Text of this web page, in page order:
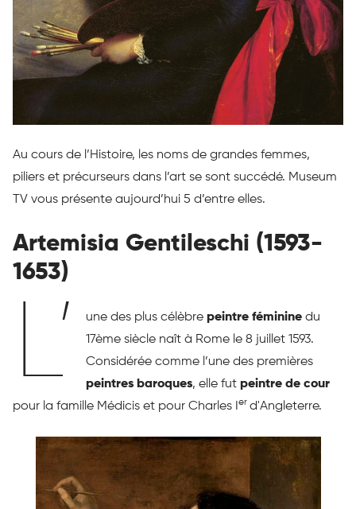
Au cours de l’Histoire, les noms de grandes femmes,
piliers et précurseurs dans l’art se sont succédé. Museum
TV vous présente aujourd’hui 5 d’entre elles.
Artemisia Gentileschi (1593-
1653)
L’ une des plus célèbrepeintre féminine du
17ème siècle naît à Rome le 8 juillet 1593.
Considérée comme l’une des premières
peintres baroques, elle futpeintre de cour
pour la famille Médicis et pour Charles I
er d'Angleterre.